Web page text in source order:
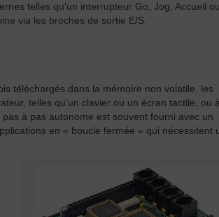
telles qu'un interrupteur Go, Jog, Accueil ou
via les broches de sortie E/S.
téléchargés dans la mémoire non volatile, les
telles qu'un clavier ou un écran tactile, ou à
à pas autonome est souvent fourni avec un
en « boucle fermée » qui nécessitent